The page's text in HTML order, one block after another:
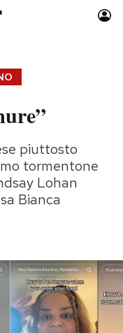
Idee
Boomer!
calcio 2026
piuttosto
tormentone
Lohan
Bianca